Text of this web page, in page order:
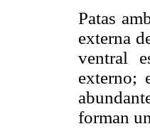
Patas
externa
ventral
externo;
forman